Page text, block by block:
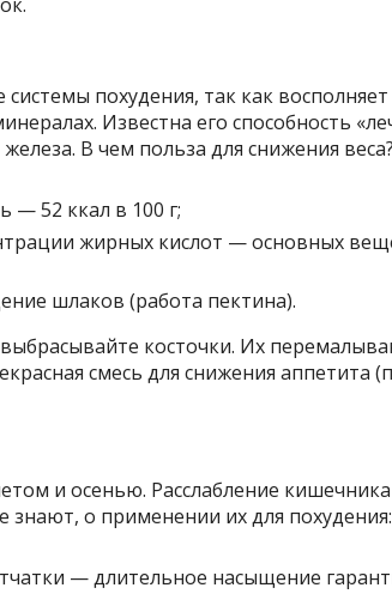
похудения, так как
Известна его способность
В чем польза для снижения веса?
— 52 ккал в 100 г;
жирных кислот — основных
шлаков (работа пектина).
выбрасывайте косточки. Их
смесь для снижения аппетита
и осенью. Расслабление
знают, о применении их для похудения:
— длительное насыщение